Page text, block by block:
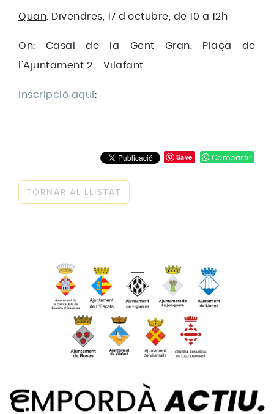
Quan: Divendres, 17 d'octubre, de 10 a 12h
On: Casal de la Gent Gran, Plaça de
l'Ajuntament 2 - Vilafant
Inscripció aquí:
Save Compartir
TORNAR AL LLISTAT